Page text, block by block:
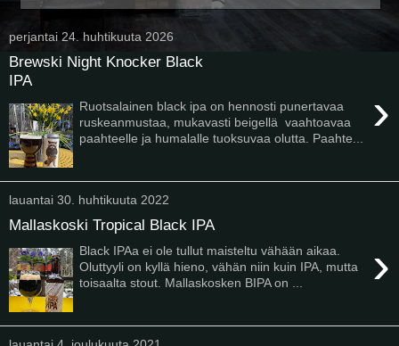
perjantai 24. huhtikuuta 2026
Brewski Night Knocker Black
IPA
›
Ruotsalainen black ipa on hennosti punertavaa
ruskeanmustaa, mukavasti beigellä vaahtoavaa
paahteelle ja humalalle tuoksuvaa olutta. Paahte...
lauantai 30. huhtikuuta 2022
Mallaskoski Tropical Black IPA
›
Black IPAa ei ole tullut maisteltu vähään aikaa.
Oluttyyli on kyllä hieno, vähän niin kuin IPA, mutta
toisaalta stout. Mallaskosken BIPA on ...